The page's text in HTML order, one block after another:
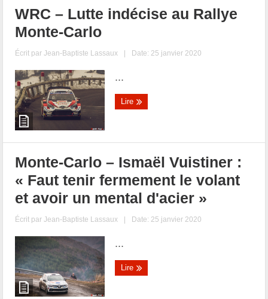
WRC – Lutte indécise au Rallye
Monte-Carlo
Écrit parJean-Baptiste Lassaux | Date: 25 janvier 2020
...
Lire
Monte-Carlo – Ismaël Vuistiner :
« Faut tenir fermement le volant
et avoir un mental d'acier »
Écrit parJean-Baptiste Lassaux | Date: 25 janvier 2020
...
Lire